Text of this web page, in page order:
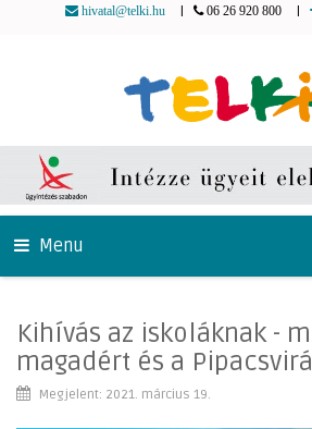
hivatal@telki.hu 06 26 920 800
Menu
Kihívás az iskoláknak -
magadért és a
Megjelent: 2021. március 19.